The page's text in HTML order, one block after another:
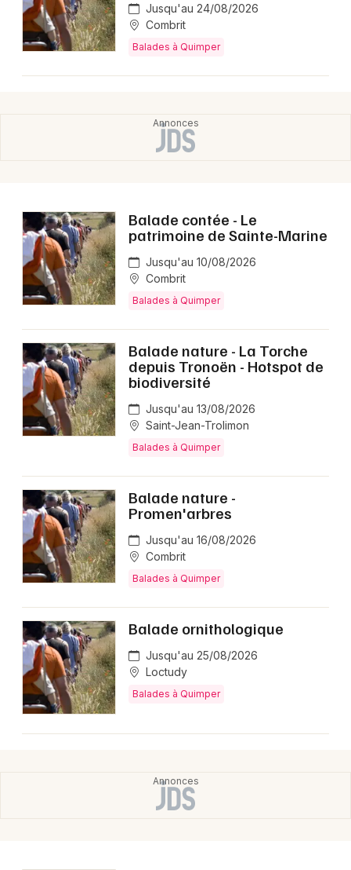
Jusqu'au 24/08/2026
Combrit
Balades à Quimper
Balade contée - Le
patrimoine de Sainte-Marine
Jusqu'au 10/08/2026
Combrit
Balades à Quimper
Balade nature - La Torche
depuis Tronoën - Hotspot de
biodiversité
Jusqu'au 13/08/2026
Saint-Jean-Trolimon
Balades à Quimper
Balade nature -
Promen'arbres
Jusqu'au 16/08/2026
Combrit
Balades à Quimper
Balade ornithologique
Jusqu'au 25/08/2026
Loctudy
Balades à Quimper